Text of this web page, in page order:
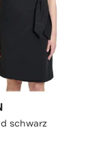
schwarz